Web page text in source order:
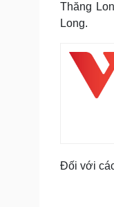
Thăng
Long.
Đối với